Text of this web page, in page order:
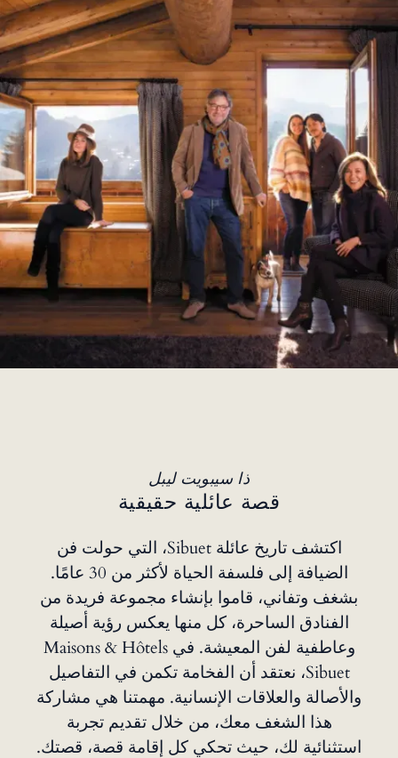
ذا سيبويت ليبل
قصة عائلية حقيقية
اكتشف تاريخ عائلة Sibuet، التي حولت فن
الضيافة إلى فلسفة الحياة لأكثر من 30 عامًا.
بشغف وتفاني، قاموا بإنشاء مجموعة فريدة من
الفنادق الساحرة، كل منها يعكس رؤية أصيلة
وعاطفية لفن المعيشة. في Maisons & Hôtels
Sibuet، نعتقد أن الفخامة تكمن في التفاصيل
والأصالة والعلاقات الإنسانية. مهمتنا هي مشاركة
هذا الشغف معك، من خلال تقديم تجربة
استثنائية لك، حيث تحكي كل إقامة قصة، قصتك.